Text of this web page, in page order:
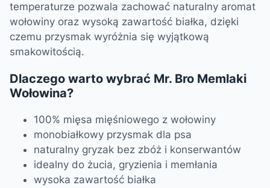
temperaturze pozwala zachować naturalny aromat
wołowiny oraz wysoką zawartość białka, dzięki
czemu przysmak wyróżnia się wyjątkową
smakowitością.
Dlaczego warto wybrać Mr. Bro Memlaki
Wołowina?
100% mięsa mięśniowego z wołowiny
monobiałkowy przysmak dla psa
naturalny gryzak bez zbóż i konserwantów
idealny do żucia, gryzienia i memłania
wysoka zawartość białka